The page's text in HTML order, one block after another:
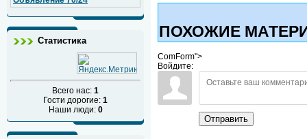
Статистика
Всего нас: 1
Гости дорогие: 1
Наши люди: 0
ПОХОЖИЕ
ComForm">
Войдите:
Отправить